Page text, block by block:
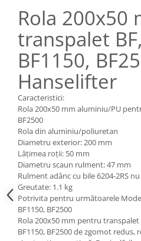
Instalatii de rotire
Platforme foarfeca
Tip SB - cu bază rabatabilă
Nacela stivuitor
Translator stivuitor
Prelungitor lame stivuitor CAM
attachments
Atasamente profesionale CAM
Cleste ridicare butoi
Dispozitive ridicare butoaie
Rola 200x50
transpalet BF,
BF1150,
Hanselifter
Caracteristici:
Rola 200x50 mm aluminiu/PU
BF2500
Rola din aluminiu/poliuretan
Diametru exterior: 200 mm
Lățimea roții: 50 mm
Diametru scaun rulment: 47 mm
Rulment adânc cu bile 6204-2RS
Greutate: 1.1 kg
Potrivita pentru următoarele
BF1150, BF2500
Rola 200x50 mm pentru transpalet
BF1150, BF2500 de zgomot redus,